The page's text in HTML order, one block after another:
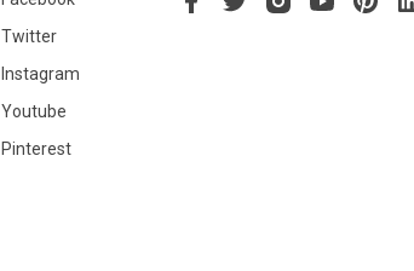
Twitter
Instagram
Youtube
Pinterest